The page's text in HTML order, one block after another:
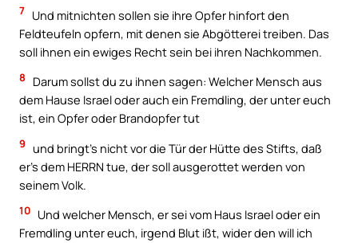
7 Und mitnichten sollen sie ihre Opfer hinfort den
Feldteufeln opfern, mit denen sie Abgötterei treiben. Das
soll ihnen ein ewiges Recht sein bei ihren Nachkommen.
8
Darum sollst du zu ihnen sagen: Welcher Mensch aus
dem Hause Israel oder auch ein Fremdling, der unter euch
ist, ein Opfer oder Brandopfer tut
9 und bringt’s nicht vor die Tür der Hütte des Stifts, daß
er’s dem HERRN tue, der soll ausgerottet werden von
seinem Volk.
10 Und welcher Mensch, er sei vom Haus Israel oder ein
Fremdling unter euch, irgend Blut ißt, wider den will ich